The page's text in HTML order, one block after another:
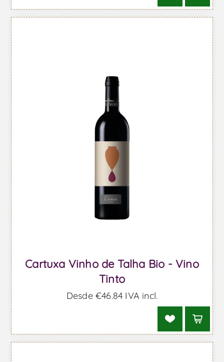
Cartuxa Vinho de Talha Bio - Vino
Tinto
Desde €46,84 IVA incl.